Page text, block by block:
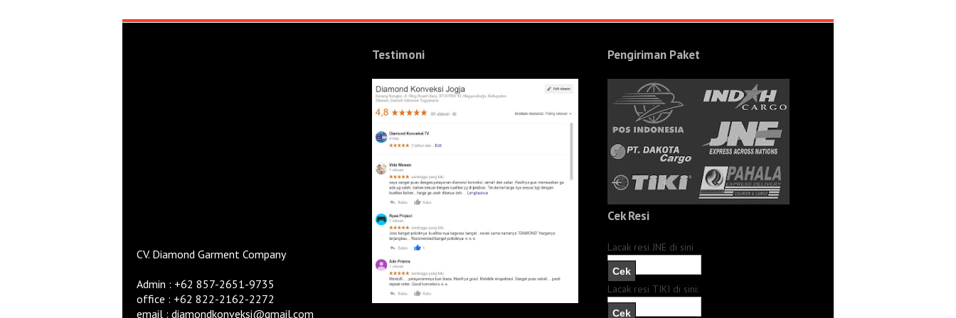
CV. Diamond Garment Company
Admin : +62 857-2651-9735
office : +62 822-2162-2272
email : diamondkonveksi@gmail.com
Testimoni Pengiriman Paket
Cek Resi
Lacak resiJNE di sini
Lacak resi TIKI di sini: